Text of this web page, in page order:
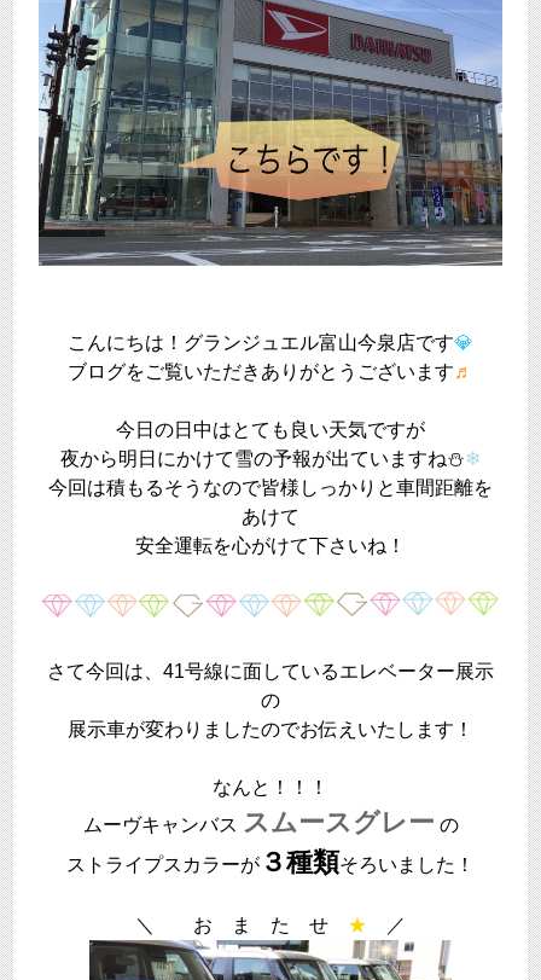
こんにちは！グランジュエル富山今泉店です💎
ブログをご覧いただきありがとうございます♬
今日の日中はとても良い天気ですが
夜から明日にかけて雪の予報が出ていますね⛄❄
今回は積もるそうなので皆様しっかりと車間距離を
あけて
安全運転を心がけて下さいね！
さて今回は、41号線に面しているエレベーター展示
の
展示車が変わりましたのでお伝えいたします！
なんと！！！
ムーヴキャンバス スムースグレー の
ストライプスカラーが ３種類そろいました！
＼ お ま た せ ★ ／